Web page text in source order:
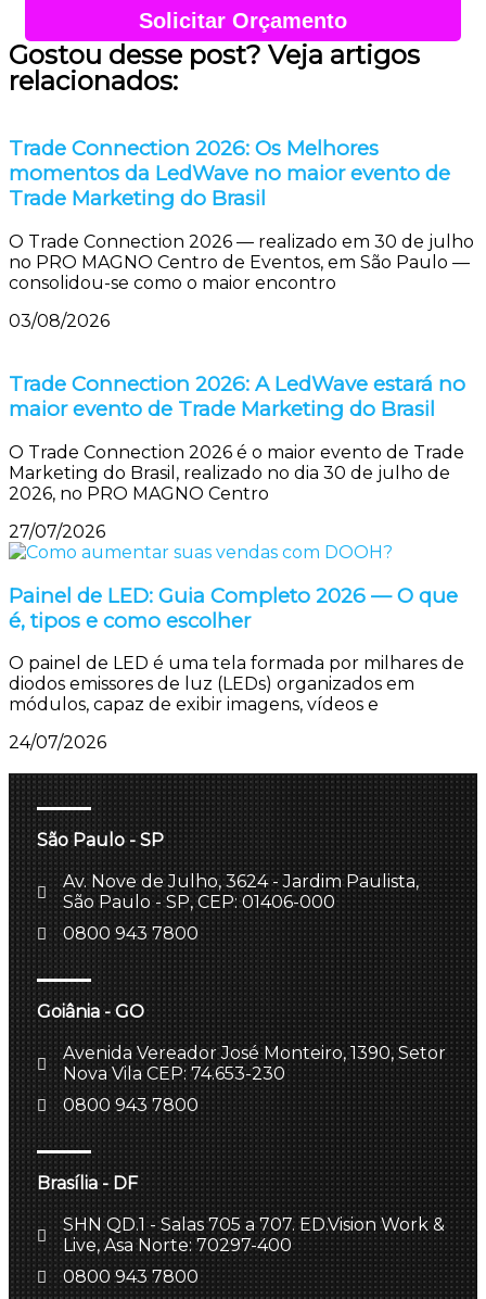
Solicitar Orçamento
Gostou desse post? Veja artigos
relacionados:
Trade Connection 2026: Os Melhores
momentos da LedWave no maior evento de
Trade Marketing do Brasil
O Trade Connection 2026 — realizado em 30 de julho
no PRO MAGNO Centro de Eventos, em São Paulo —
consolidou-se como o maior encontro
03/08/2026
Trade Connection 2026: A LedWave estará no
maior evento de Trade Marketing do Brasil
O Trade Connection 2026 é o maior evento de Trade
Marketing do Brasil, realizado no dia 30 de julho de
2026, no PRO MAGNO Centro
27/07/2026
Painel de LED: Guia Completo 2026 — O que
é, tipos e como escolher
O painel de LED é uma tela formada por milhares de
diodos emissores de luz (LEDs) organizados em
módulos, capaz de exibir imagens, vídeos e
24/07/2026
São Paulo - SP
Av. Nove de Julho, 3624 - Jardim Paulista,
São Paulo - SP, CEP: 01406-000
0800 943 7800
Goiânia - GO
Avenida Vereador José Monteiro, 1390, Setor
Nova Vila CEP: 74.653-230
0800 943 7800
Brasília - DF
SHN QD.1 - Salas 705 a 707. ED.Vision Work &
Live, Asa Norte: 70297-400
0800 943 7800